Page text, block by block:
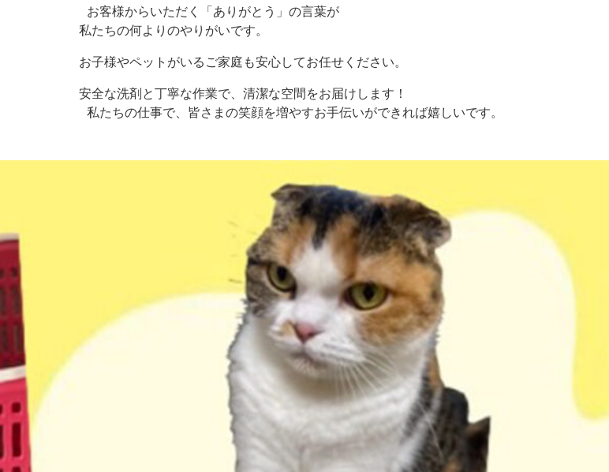
お客様からいただく「ありがとう」の言葉が
私たちの何よりのやりがいです。
お子様やペットがいるご家庭も安心してお任せください。
安全な洗剤と丁寧な作業で、清潔な空間をお届けします！
私たちの仕事で、皆さまの笑顔を増やすお手伝いができれば嬉しいです。